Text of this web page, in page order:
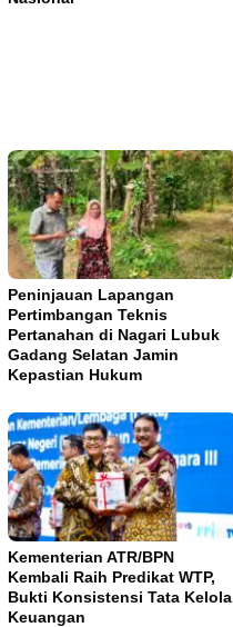
Peninjauan Lapangan
Pertimbangan Teknis
Pertanahan di Nagari Lubuk
Gadang Selatan Jamin
Kepastian Hukum
Kementerian ATR/BPN
Kembali Raih Predikat WTP,
Bukti Konsistensi Tata Kelola
Keuangan